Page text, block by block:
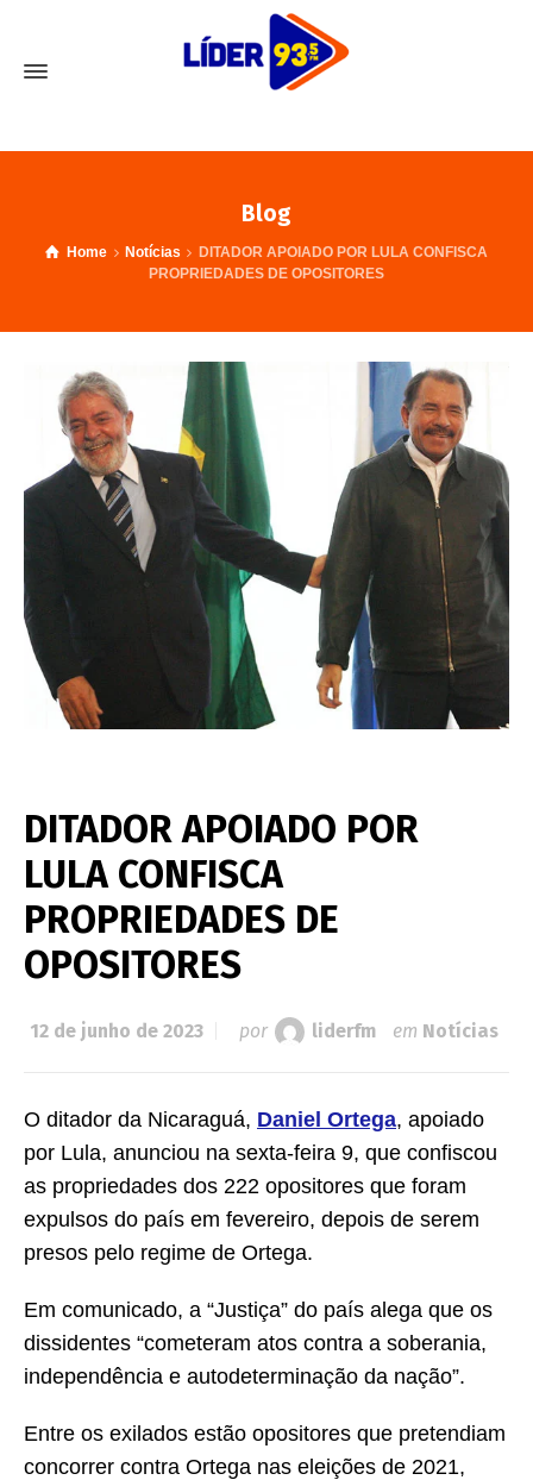
Blog
Home Notícias
DITADOR APOIADO POR LULA CONFISCA
PROPRIEDADES DE OPOSITORES
DITADOR APOIADO POR
LULA CONFISCA
PROPRIEDADES DE
OPOSITORES
12 de junho de 2023 por liderfm em Notícias
O ditador da Nicaraguá, Daniel Ortega, apoiado
por Lula, anunciou na sexta-feira 9, que confiscou
as propriedades dos 222 opositores que foram
expulsos do país em fevereiro, depois de serem
presos pelo regime de Ortega.
Em comunicado, a “Justiça” do país alega que os
dissidentes “cometeram atos contra a soberania,
independência e autodeterminação da nação”.
Entre os exilados estão opositores que pretendiam
concorrer contra Ortega nas eleições de 2021,